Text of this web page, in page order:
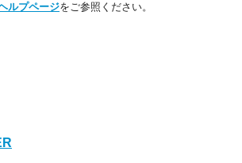
ルプページをご参照ください。